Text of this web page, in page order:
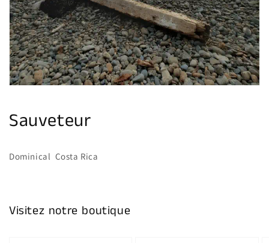
dans
la
vue
de
la
galerie
Sauveteur
Dominical Costa Rica
Visitez notre boutique